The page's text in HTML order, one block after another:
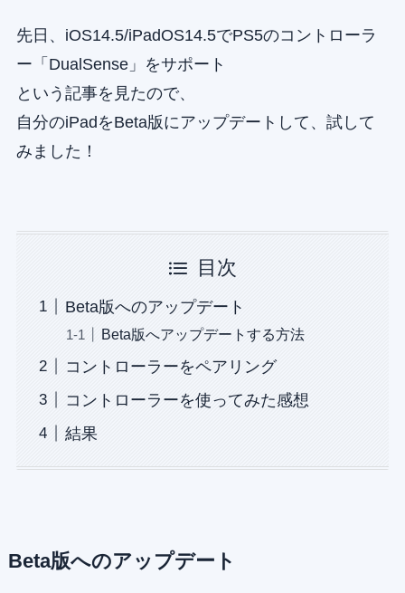
先日、iOS14.5/iPadOS14.5でPS5のコントローラ
ー「DualSense」をサポート
という記事を見たので、
自分のiPadをBeta版にアップデートして、試して
みました！
目次
Beta版へのアップデート
Beta版へアップデートする方法
コントローラーをペアリング
コントローラーを使ってみた感想
結果
Beta版へのアップデート